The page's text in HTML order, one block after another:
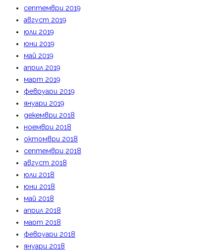
септември 2019
август 2019
юли 2019
юни 2019
май 2019
април 2019
март 2019
февруари 2019
януари 2019
декември 2018
ноември 2018
октомври 2018
септември 2018
август 2018
юли 2018
юни 2018
май 2018
април 2018
март 2018
февруари 2018
януари 2018